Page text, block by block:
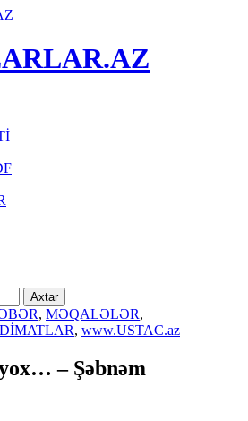
, MƏQALƏLƏR,
, www.USTAC.az
– Şəbnəm